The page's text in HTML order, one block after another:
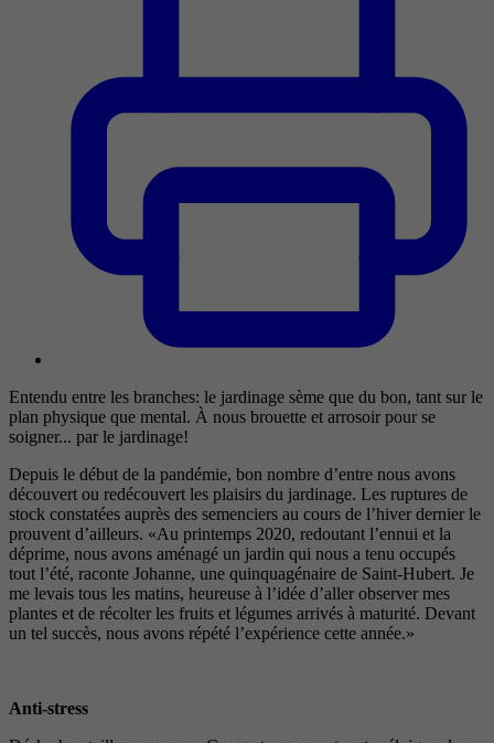
Entendu entre les branches: le jardinage sème que du bon, tant sur le
plan physique que mental. À nous brouette et arrosoir pour se
soigner... par le jardinage!
Depuis le début de la pandémie, bon nombre d’entre nous avons
découvert ou redécouvert les plaisirs du jardinage. Les ruptures de
stock constatées auprès des semenciers au cours de l’hiver dernier le
prouvent d’ailleurs. «Au printemps 2020, redoutant l’ennui et la
déprime, nous avons aménagé un jardin qui nous a tenu occupés
tout l’été, raconte Johanne, une quinquagénaire de Saint-Hubert. Je
me levais tous les matins, heureuse à l’idée d’aller observer mes
plantes et de récolter les fruits et légumes arrivés à maturité. Devant
un tel succès, nous avons répété l’expérience cette année.»
Anti-stress